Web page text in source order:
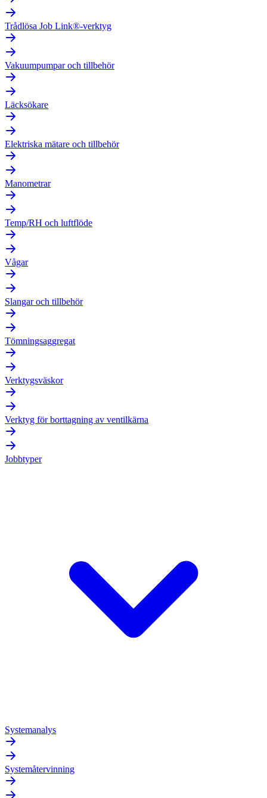
Trådlösa Job Link®-verktyg
Vakuumpumpar och tillbehör
Läcksökare
Elektriska mätare och tillbehör
Manometrar
Temp/RH och luftflöde
Vågar
Slangar och tillbehör
Tömningsaggregat
Verktygsväskor
Verktyg för borttagning av ventilkärna
Jobbtyper
Systemanalys
Systemåtervinning